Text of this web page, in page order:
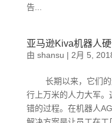
告...
亚马逊Kiva机器人
由 shansu | 2月 5,
长期以来，它们的
行上万米的人力大军
错的过程。在机器人